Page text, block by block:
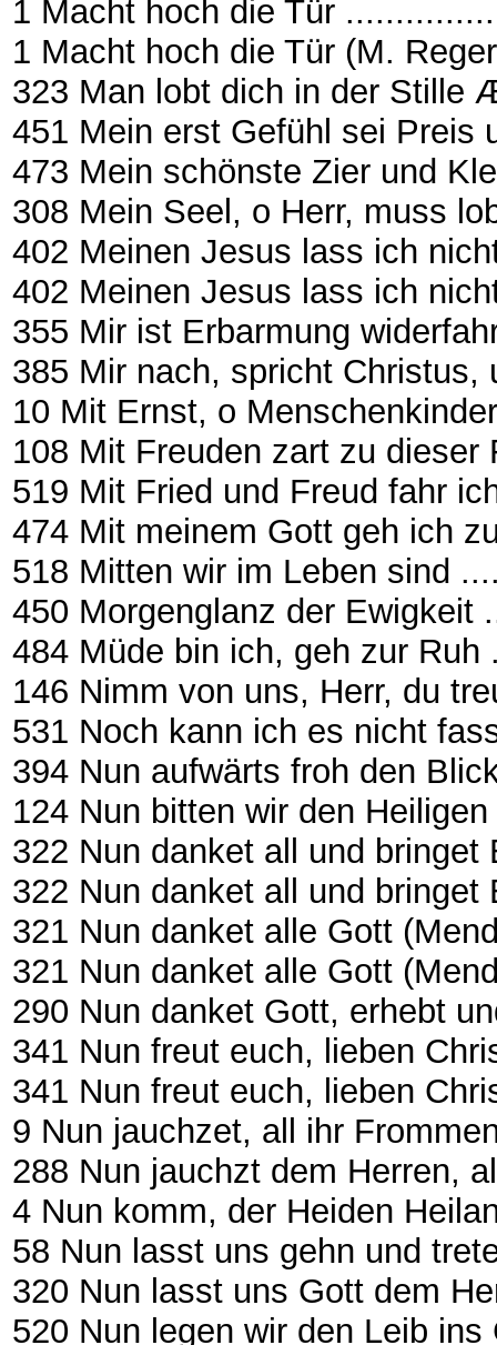
1 Macht hoch die Tür
1 Macht hoch die Tür (M.
323 Man lobt dich in der Stille
451 Mein erst Gefühl sei Preis
473 Mein schönste Zier und
308 Mein Seel, o Herr, muss
402 Meinen Jesus lass ich
402 Meinen Jesus lass ich
355 Mir ist Erbarmung
385 Mir nach, spricht
10 Mit Ernst, o
108 Mit Freuden zart zu
519 Mit Fried und Freud fahr
474 Mit meinem Gott geh ich
518 Mitten wir im Leben sind
450 Morgenglanz der
484 Müde bin ich, geh zur
146 Nimm von uns, Herr, du
531 Noch kann ich es nicht
394 Nun aufwärts froh den
124 Nun bitten wir den
322 Nun danket all und
322 Nun danket all und bringet
321 Nun danket alle Gott
321 Nun danket alle Gott
290 Nun danket Gott, erhebt
341 Nun freut euch, lieben
341 Nun freut euch, lieben
9 Nun jauchzet, all ihr
288 Nun jauchzt dem Herren,
4 Nun komm, der Heiden
58 Nun lasst uns gehn und
320 Nun lasst uns Gott dem
520 Nun legen wir den Leib